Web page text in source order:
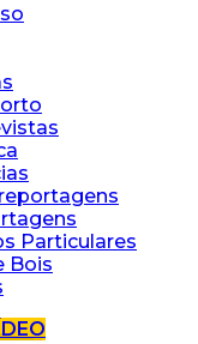
Particulares
Bois